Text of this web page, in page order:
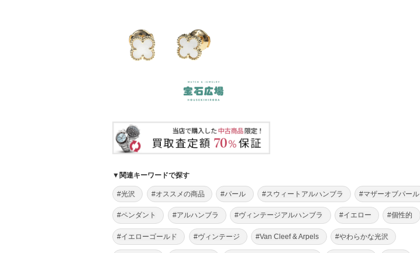
▼関連キーワードで探す
#光沢 #オススメの商品 #パール #スウィートアルハンブラ #マザーオブパール
#ペンダント #アルハンブラ #ヴィンテージアルハンブラ #イエロー #個性的
#イエローゴールド #ヴィンテージ #Van Cleef & Arpels #やわらかな光沢